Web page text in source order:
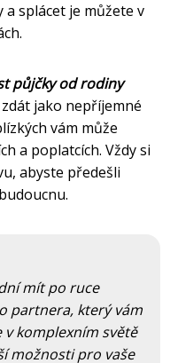
a splácet je můžete v
půjčky od rodiny
jako nepříjemné
vám může
a poplatcích. Vždy si
abyste předešli
mít po ruce
partnera, který vám
komplexním světě
možnosti pro vaše